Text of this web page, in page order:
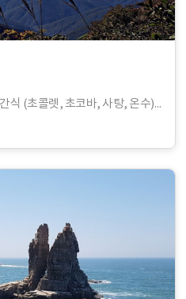
휴대전화 보조 배터리, 도시락, 간식 (초콜렛, 초코바, 사탕, 온수), 아이젠, 스틱, 랜턴, 장갑, 방한 재킷, 방한모, 무릎 보호대, 우의, 개인장비, 여벌 옷, 개인 상비약 등